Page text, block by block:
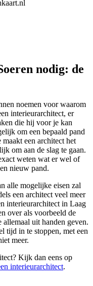
nodig: de
noemen voor waarom
interieurarchitect, er
die hij voor je kan
om een bepaald pand
een architect het
om aan de slag te gaan.
weten wat er wel of
nieuw pand.
alle mogelijke eisen zal
een architect veel meer
interieurarchitect in Laag
over als voorbeeld de
uit handen geven.
tijd in te stoppen, met een
meer.
Kijk dan eens op
interieurarchitect.